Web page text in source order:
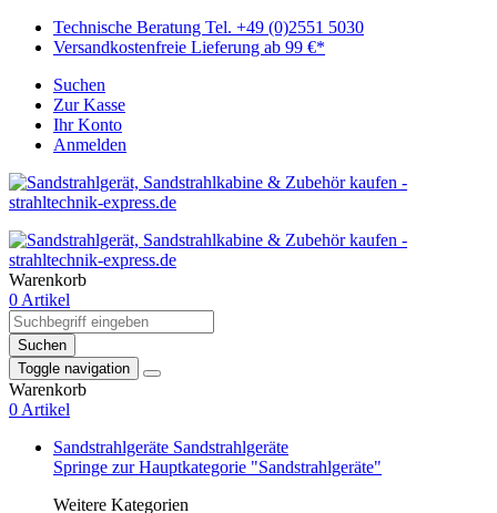
Technische Beratung Tel. +49 (0)2551 5030
Versandkostenfreie Lieferung ab 99 €*
Suchen
Zur Kasse
Ihr Konto
Anmelden
Warenkorb
0 Artikel
Suchen
Toggle navigation
Warenkorb
0 Artikel
Sandstrahlgeräte Sandstrahlgeräte
Springe zur Hauptkategorie "Sandstrahlgeräte"
Weitere Kategorien